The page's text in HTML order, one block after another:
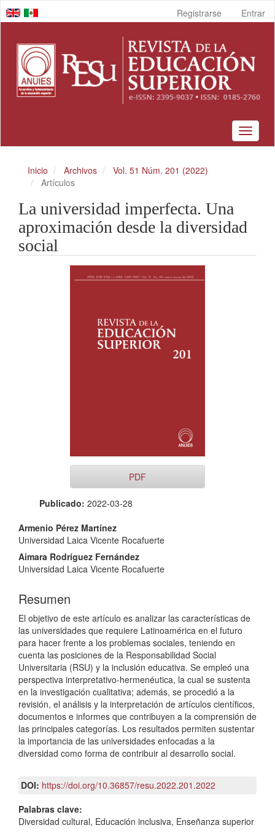
Navegación
principal
principal
Barra
lateral
Registrarse Entrar
Toggle
Inicio Archivos
Vol. 51 Núm. 201 (2022)
Artículos
La universidad imperfecta. Una
aproximación desde la diversidad
social
PDF
Publicado: 2022-03-28
Contenido
principal
del
artículo
Armenio Pérez Martínez
Universidad Laica Vicente Rocafuerte
Aimara Rodríguez Fernández
Universidad Laica Vicente Rocafuerte
Resumen
El objetivo de este artículo es analizar las características de
las universidades que requiere Latinoamérica en el futuro
para hacer frente a los problemas sociales, teniendo en
cuenta las posiciones de la Responsabilidad Social
Universitaria (RSU) y la inclusión educativa. Se empleó una
perspectiva interpretativo-hermenéutica, la cual se sustenta
en la investigación cualitativa; además, se procedió a la
revisión, el análisis y la interpretación de artículos científicos,
documentos e informes que contribuyen a la comprensión de
las principales categorías. Los resultados permiten sustentar
la importancia de las universidades enfocadas a la
diversidad como forma de contribuir al desarrollo social.
DOI: https://doi.org/10.36857/resu.2022.201.2022
Palabras clave:
Diversidad cultural, Educación inclusiva, Enseñanza superior